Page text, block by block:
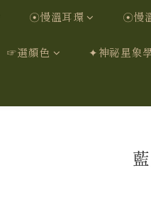
☉慢溫耳環 ☉慢
☞選顏色 ✦神祕星象